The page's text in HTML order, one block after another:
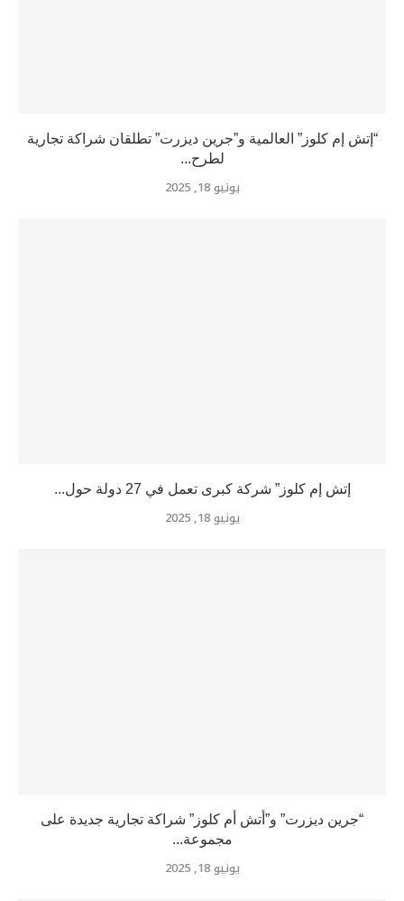
“إتش إم كلوز” العالمية و”جرين ديزرت” تطلقان شراكة تجارية
لطرح...
يونيو 18, 2025
إتش إم كلوز” شركة كبرى تعمل في 27 دولة حول...
يونيو 18, 2025
“جرين ديزرت” و”أتش أم كلوز” شراكة تجارية جديدة على
مجموعة...
يونيو 18, 2025